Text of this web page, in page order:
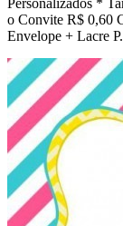
o Convite R$ 0,60
Envelope + Lacre